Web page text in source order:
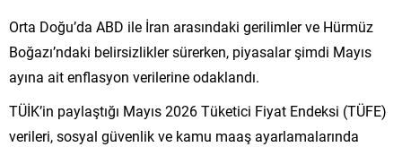
Orta Doğu’da ABD ile İran arasındaki gerilimler ve Hürmüz
Boğazı’ndaki belirsizlikler sürerken, piyasalar şimdi Mayıs
ayına ait enflasyon verilerine odaklandı.
TÜİK’in paylaştığı Mayıs 2026 Tüketici Fiyat Endeksi (TÜFE)
verileri, sosyal güvenlik ve kamu maaş ayarlamalarında